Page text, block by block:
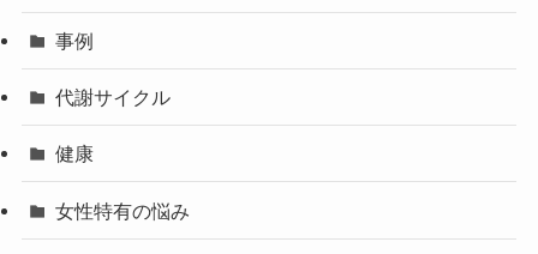
事例
代謝サイクル
健康
女性特有の悩み